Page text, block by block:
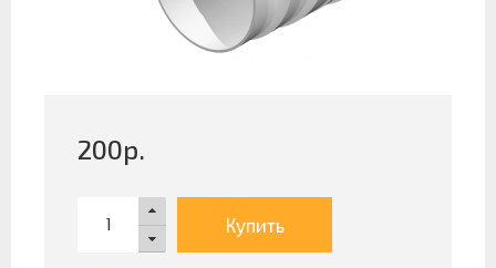
200р.
Купить